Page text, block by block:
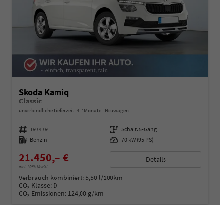
Skoda Kamiq
Classic
unverbindliche Lieferzeit: 4-7 Monate Neuwagen
Fahrzeugnummer 197479 Getriebe Schalt. 5-Gang
Kraftstoff Benzin Leistung 70 kW (95 PS)
21.450,– €
incl. 19% MwSt.
Details
Verbrauch kombiniert:5,50 l/100km
CO2-Klasse: D
CO2-Emissionen: 124,00 g/km